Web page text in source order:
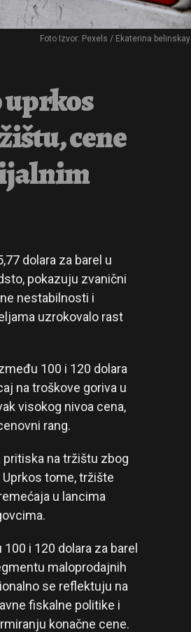
Foto Izvor: Pexels / Ekaterina
uprkos
cene
dolara za barel u
pokazuju zvanični
nestabilnosti i
uzrokovalo rast
100 i 120 dolara
na troškove goriva u
visokog nivoa cena,
rang.
na tržištu zbog
tome, tržište
u lancima
i 120 dolara za barel
maloprodajnih
se reflektuju na
fiskalne politike i
konačne cene.